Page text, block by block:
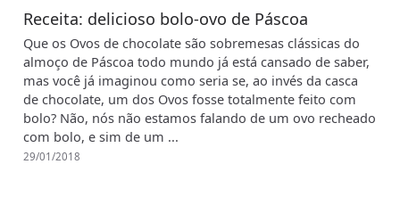
Receita: delicioso bolo-ovo de Páscoa
Que os Ovos de chocolate são sobremesas clássicas do
almoço de Páscoa todo mundo já está cansado de saber,
mas você já imaginou como seria se, ao invés da casca
de chocolate, um dos Ovos fosse totalmente feito com
bolo? Não, nós não estamos falando de um ovo recheado
com bolo, e sim de um ...
29/01/2018